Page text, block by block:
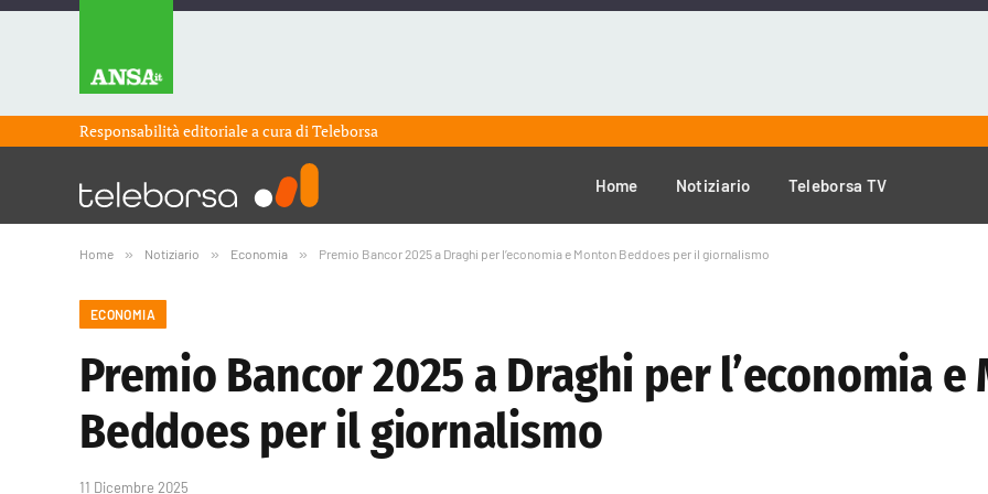
Responsabilità editoriale a cura diTeleborsa
Home Notiziario Teleborsa TV
Home » Notiziario » Economia » Premio Bancor 2025 a Draghi per l’economia e Monton Beddoes per il giornalismo
ECONOMIA
Premio Bancor 2025 a Draghi per l’economia e
Beddoes per il giornalismo
11 Dicembre 2025